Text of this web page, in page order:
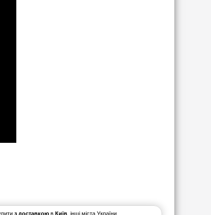
з доставкоюв Київ, інші міста України.